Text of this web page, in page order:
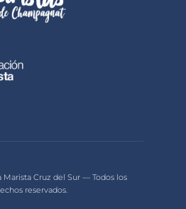
Cruz del Sur — Todos los
reservados.